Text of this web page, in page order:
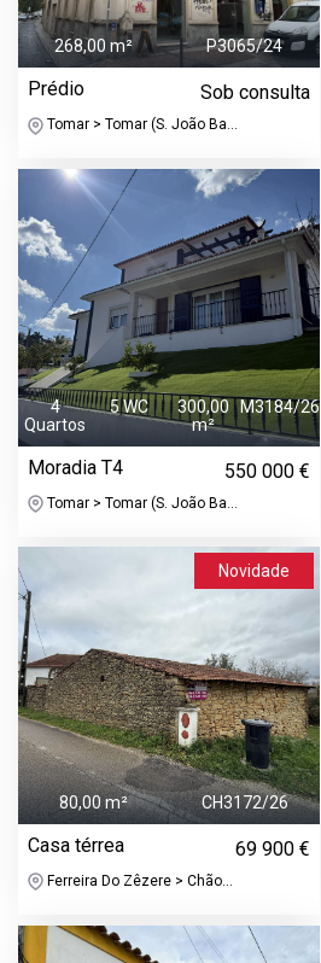
268,00 m² P3065/24
Prédio Sob consulta
Tomar > Tomar (S. João Ba...
4
Quartos
5 WC
300,00
m²
M3184/26
Moradia T4 550 000 €
Tomar > Tomar (S. João Ba...
Novidade
80,00 m² CH3172/26
Casa térrea 69 900 €
Ferreira Do Zêzere > Chão...